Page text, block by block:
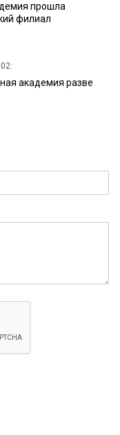
прошла
филиал
академия разве